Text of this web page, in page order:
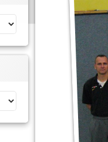
Milan Pesic
Moritz Treml
Niklas Ney
Philipp Beujean
Robin Jorch
Christopher Schreiber
Colin Craven
Daniel Mayr
Dominik Kleine
Georg Voigtmann